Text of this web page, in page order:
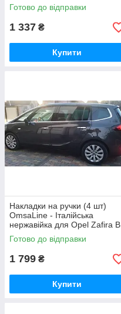
Готово до відправки
1 337 ₴
Купити
Накладки на ручки (4 шт)
OmsaLine - Італійська
нержавійка для Opel Zafira B
2005-2011 рр
Готово до відправки
1 799 ₴
Купити